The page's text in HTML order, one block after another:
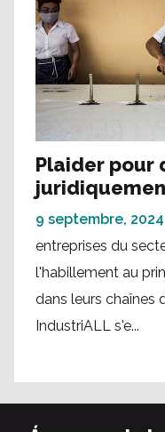
Plaider pour
9 septembre, 2024
entreprises du
l'habillement au
dans leurs chaînes
IndustriALL s'e...